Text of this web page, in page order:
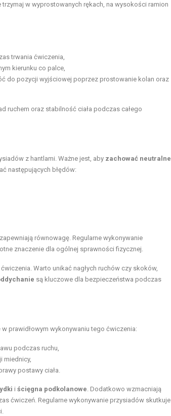
w wyprostowanych rękach, na wysokości ramion
trwania ćwiczenia,
kierunku co palce,
do pozycji wyjściowej poprzez prostowanie kolan oraz
ruchem oraz stabilność ciała podczas całego
z hantlami. Ważne jest, aby zachować neutralne
następujących błędów:
równowagę. Regularne wykonywanie
znaczenie dla ogólnej sprawności fizycznej.
Warto unikać nagłych ruchów czy skoków,
są kluczowe dla bezpieczeństwa podczas
prawidłowym wykonywaniu tego ćwiczenia:
podczas ruchu,
miednicy,
postawy ciała.
i ścięgna podkolanowe. Dodatkowo wzmacniają
ćwiczeń. Regularne wykonywanie przysiadów skutkuje